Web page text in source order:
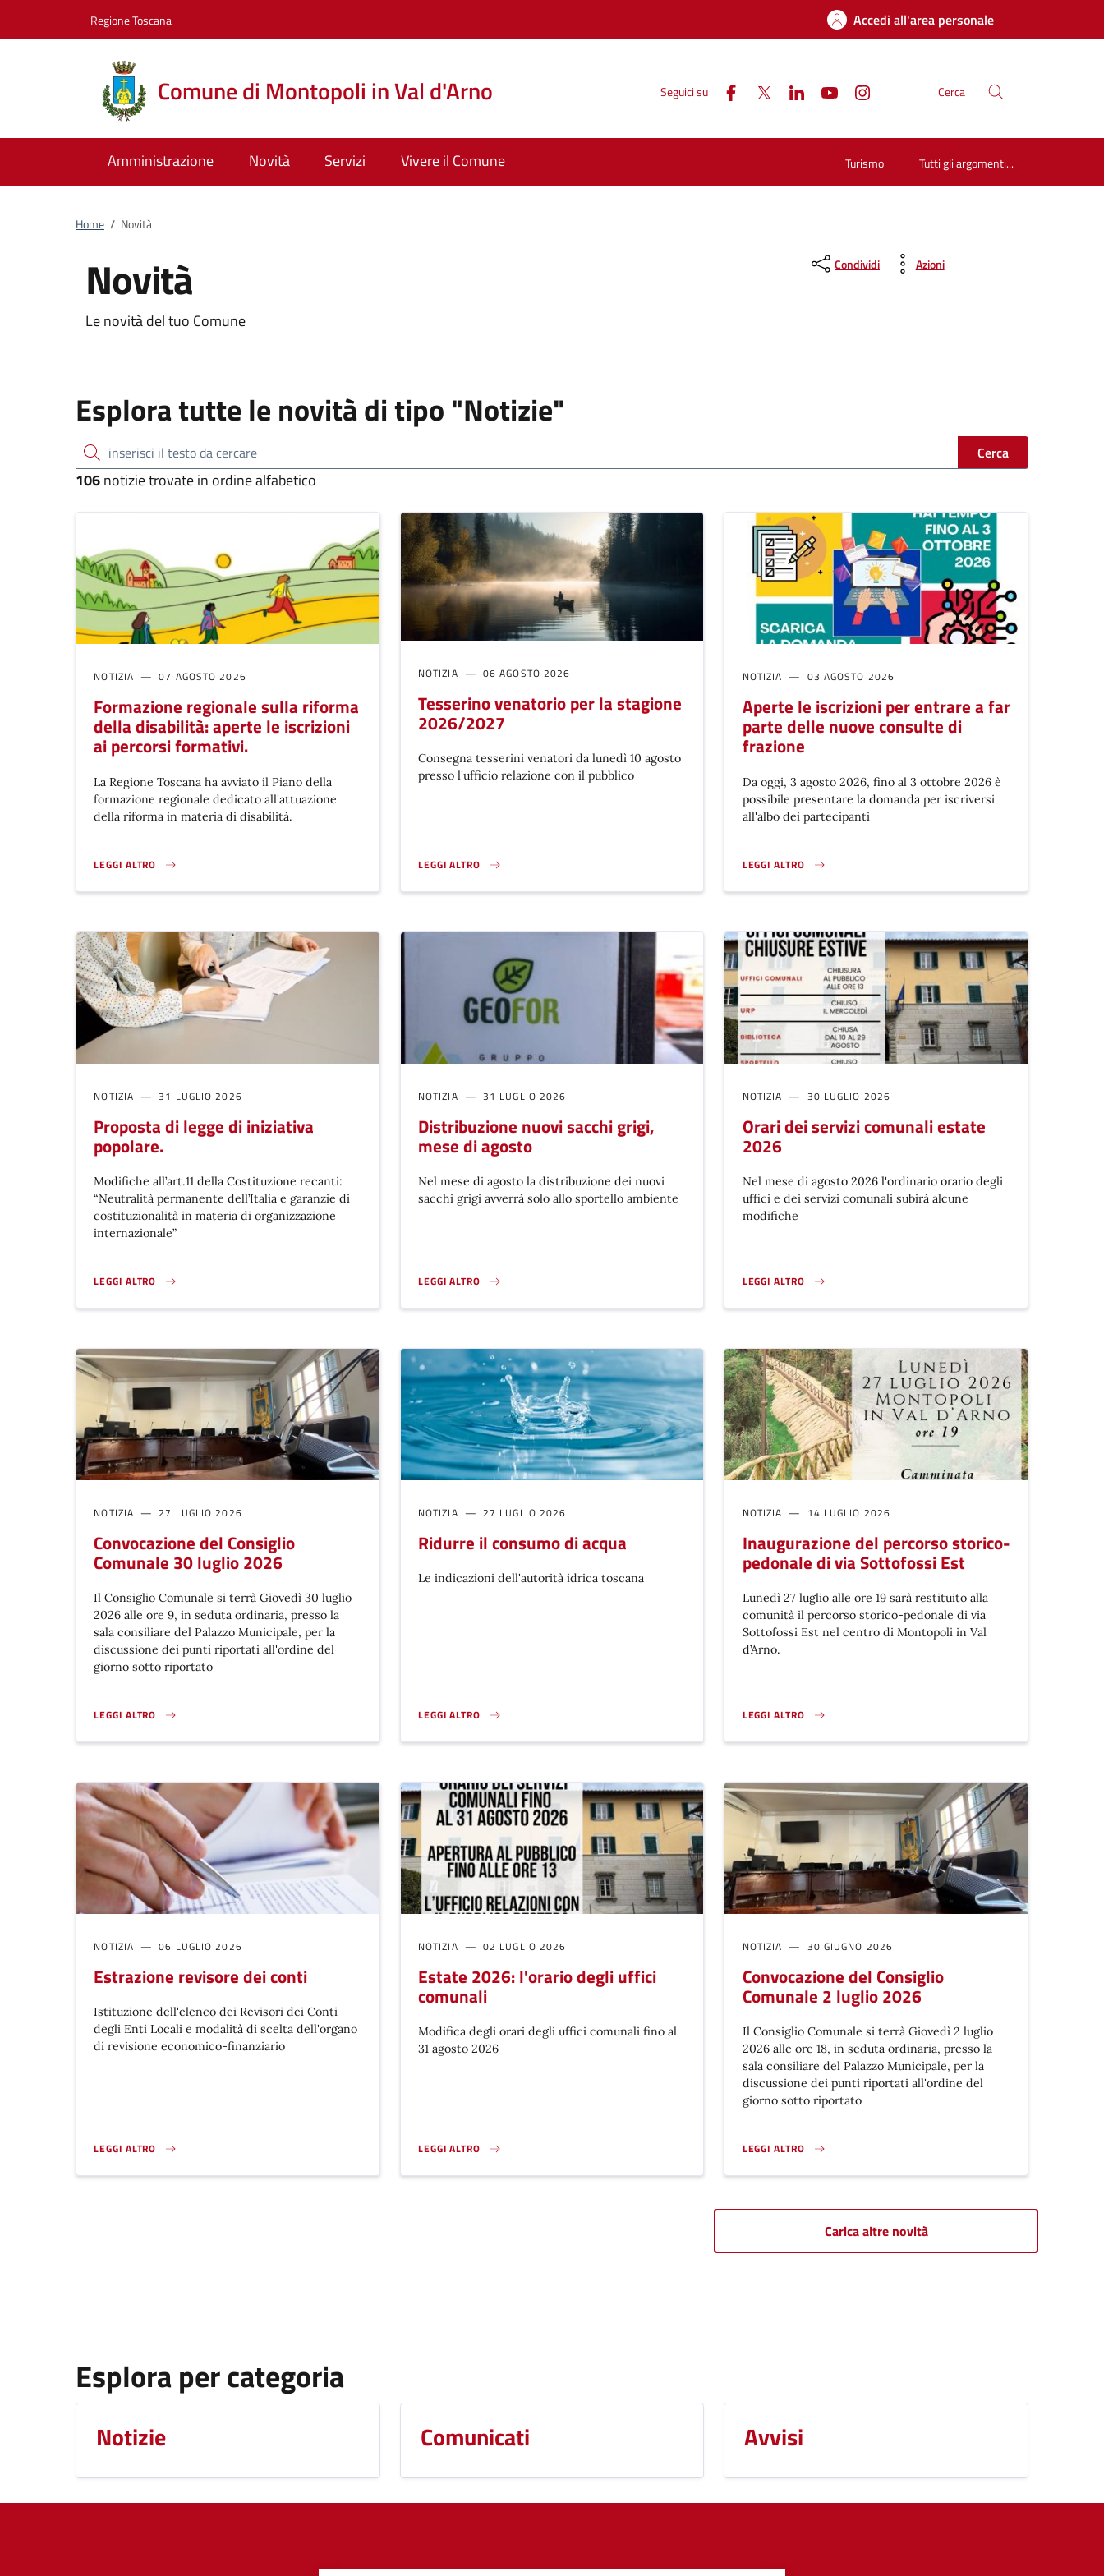
Regione Toscana Accedi all'area personale
Comune di Montopoli in Val d'Arno Seguici su Cerca
Amministrazione Novità Servizi Vivere il Comune Turismo Tutti gli argomenti...
Home / Novità
Novità
Le novità del tuo Comune
Condividi Azioni
Esplora tutte le novità di tipo "Notizie"
inserisci il testo da cercare Cerca
106notizie trovate in ordine alfabetico
NOTIZIA 07 AGOSTO 2026
Formazione regionale sulla riforma
della disabilità: aperte le iscrizioni
ai percorsi formativi.
La Regione Toscana ha avviato il Piano della
formazione regionale dedicato all'attuazione
della riforma in materia di disabilità.
LEGGI ALTRO
FORMAZIONE REGIONALE SULLA RIFORMA DELLA DISABILITÀ: APERTE LE ISCRIZIONI AI PERCORSI FORMATIVI.}
NOTIZIA 06 AGOSTO 2026
Tesserino venatorio per la stagione
2026/2027
Consegna tesserini venatori da lunedì 10 agosto
presso l'ufficio relazione con il pubblico
LEGGI ALTRO
TESSERINO VENATORIO PER LA STAGIONE 2026/2027}
NOTIZIA 03 AGOSTO 2026
Aperte le iscrizioni per entrare a far
parte delle nuove consulte di
frazione
Da oggi, 3 agosto 2026, fino al 3 ottobre 2026 è
possibile presentare la domanda per iscriversi
all'albo dei partecipanti
LEGGI ALTRO
APERTE LE ISCRIZIONI PER ENTRARE A FAR PARTE DELLE NUOVE
NOTIZIA 31 LUGLIO 2026
Proposta di legge di iniziativa
popolare.
Modifiche all’art.11 della Costituzione recanti:
“Neutralità permanente dell’Italia e garanzie di
costituzionalità in materia di organizzazione
internazionale”
LEGGI ALTRO
PROPOSTA DI LEGGE DI INIZIATIVA POPOLARE.}
NOTIZIA 31 LUGLIO 2026
Distribuzione nuovi sacchi grigi,
mese di agosto
Nel mese di agosto la distribuzione dei nuovi
sacchi grigi avverrà solo allo sportello ambiente
LEGGI ALTRO
DISTRIBUZIONE NUOVI SACCHI GRIGI, MESE DI AGOSTO}
NOTIZIA 30 LUGLIO 2026
Orari dei servizi comunali estate
2026
Nel mese di agosto 2026 l'ordinario orario degli
uffici e dei servizi comunali subirà alcune
modifiche
LEGGI ALTRO
ORARI DEI SERVIZI COMUNALI ESTATE 2026}
NOTIZIA 27 LUGLIO 2026
Convocazione del Consiglio
Comunale 30 luglio 2026
Il Consiglio Comunale si terrà Giovedì 30 luglio
2026 alle ore 9, in seduta ordinaria, presso la
sala consiliare del Palazzo Municipale, per la
discussione dei punti riportati all'ordine del
giorno sotto riportato
LEGGI ALTRO
CONVOCAZIONE DEL CONSIGLIO COMUNALE 30 LUGLIO 2026}
NOTIZIA 27 LUGLIO 2026
Ridurre il consumo di acqua
Le indicazioni dell'autorità idrica toscana
LEGGI ALTRO
RIDURRE IL CONSUMO DI ACQUA}
NOTIZIA 14 LUGLIO 2026
Inaugurazione del percorso storico-
pedonale di via Sottofossi Est
Lunedì 27 luglio alle ore 19 sarà restituito alla
comunità il percorso storico-pedonale di via
Sottofossi Est nel centro di Montopoli in Val
d’Arno.
LEGGI ALTRO
INAUGURAZIONE DEL PERCORSO STORICO-PEDONALE DI VIA
NOTIZIA 06 LUGLIO 2026
Estrazione revisore dei conti
Istituzione dell'elenco dei Revisori dei Conti
degli Enti Locali e modalità di scelta dell'organo
di revisione economico-finanziario
LEGGI ALTRO
ESTRAZIONE REVISORE DEI CONTI}
NOTIZIA 02 LUGLIO 2026
Estate 2026: l'orario degli uffici
comunali
Modifica degli orari degli uffici comunali fino al
31 agosto 2026
LEGGI ALTRO
ESTATE 2026: L'ORARIO DEGLI UFFICI COMUNALI}
NOTIZIA 30 GIUGNO 2026
Convocazione del Consiglio
Comunale 2 luglio 2026
Il Consiglio Comunale si terrà Giovedì 2 luglio
2026 alle ore 18, in seduta ordinaria, presso la
sala consiliare del Palazzo Municipale, per la
discussione dei punti riportati all'ordine del
giorno sotto riportato
LEGGI ALTRO
CONVOCAZIONE DEL CONSIGLIO COMUNALE 2 LUGLIO 2026}
Carica altre novità
Esplora per categoria
Notizie Comunicati Avvisi